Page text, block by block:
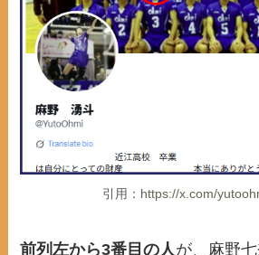
引用： https://x.com/
前列左から3番目の人 が、麻野